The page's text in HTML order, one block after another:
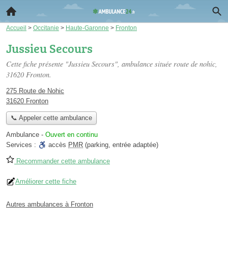
Accueil > Occitanie > Haute-Garonne > Fronton
Jussieu Secours
Cette fiche présente "Jussieu Secours", ambulance située route de nohic,
31620 Fronton.
275 Route de Nohic
31620 Fronton
📞 Appeler cette ambulance
Ambulance - Ouvert en continu
Services :
accès PMR (parking, entrée adaptée)
Recommander cette ambulance
Améliorer cette fiche
Autres ambulances à Fronton